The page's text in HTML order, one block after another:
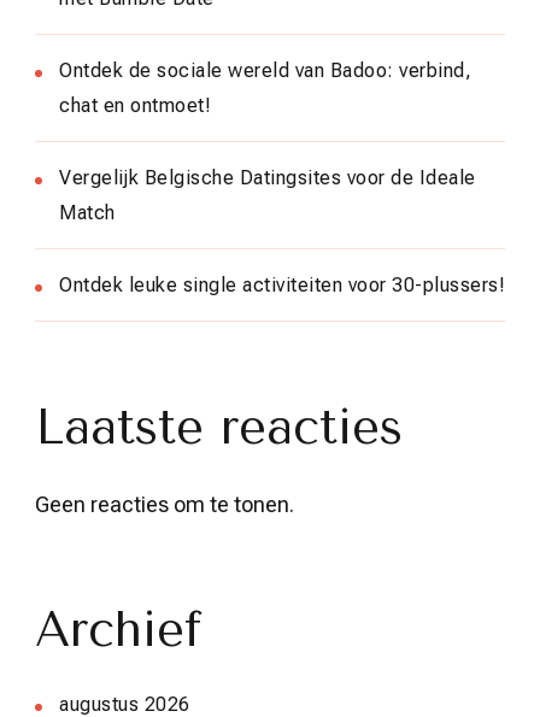
Ontdek de sociale wereld van Badoo: verbind,
chat en ontmoet!
Vergelijk Belgische Datingsites voor de Ideale
Match
Ontdek leuke single activiteiten voor 30-plussers!
Laatste reacties
Geen reacties om te tonen.
Archief
augustus 2026